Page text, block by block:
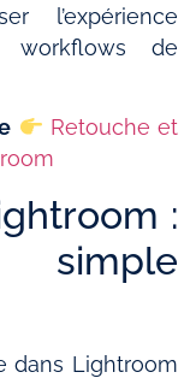
l’expérience
workflows de
Retouche et
:
simple
dans Lightroom